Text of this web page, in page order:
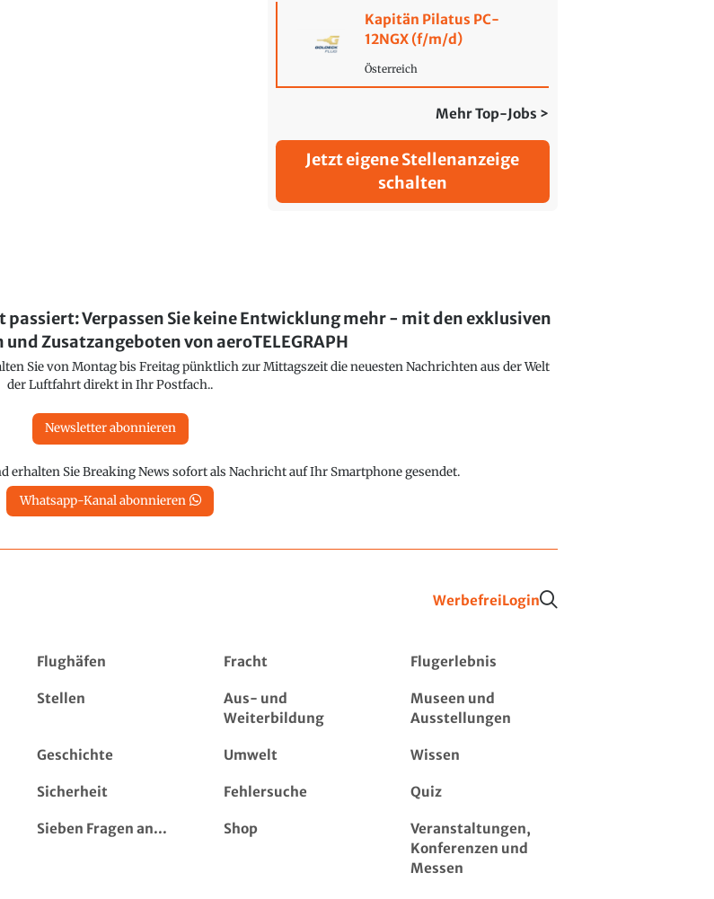
Kapitän Pilatus PC-
12NGX (f/m/d)
Österreich
Mehr Top-Jobs >
Jetzt eigene Stellenanzeige
schalten
Verpassen Sie keine Entwicklung mehr - mit den exklusiven
Zusatzangeboten von aeroTELEGRAPH
Sie von Montag bis Freitag pünktlich zur Mittagszeit die neuesten Nachrichten aus der Welt
der Luftfahrt direkt in Ihr Postfach..
Newsletter abonnieren
erhalten Sie Breaking News sofort als Nachricht auf Ihr Smartphone gesendet.
Whatsapp-Kanal abonnieren
WerbefreiLogin
Flughäfen Fracht Flugerlebnis
Stellen
Aus- und
Weiterbildung
Museen und
Ausstellungen
Geschichte Umwelt Wissen
Sicherheit Fehlersuche Quiz
Sieben Fragen an... Shop
Veranstaltungen,
Konferenzen und
Messen